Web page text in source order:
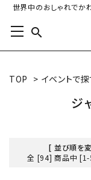
世界中のおしゃれでか
search
TOP > イベントで
ジ
[ 並び順を
全 [94] 商品中 [1-